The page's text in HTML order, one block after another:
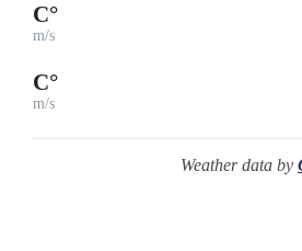
°C
m/s
°C
m/s
Weather data by